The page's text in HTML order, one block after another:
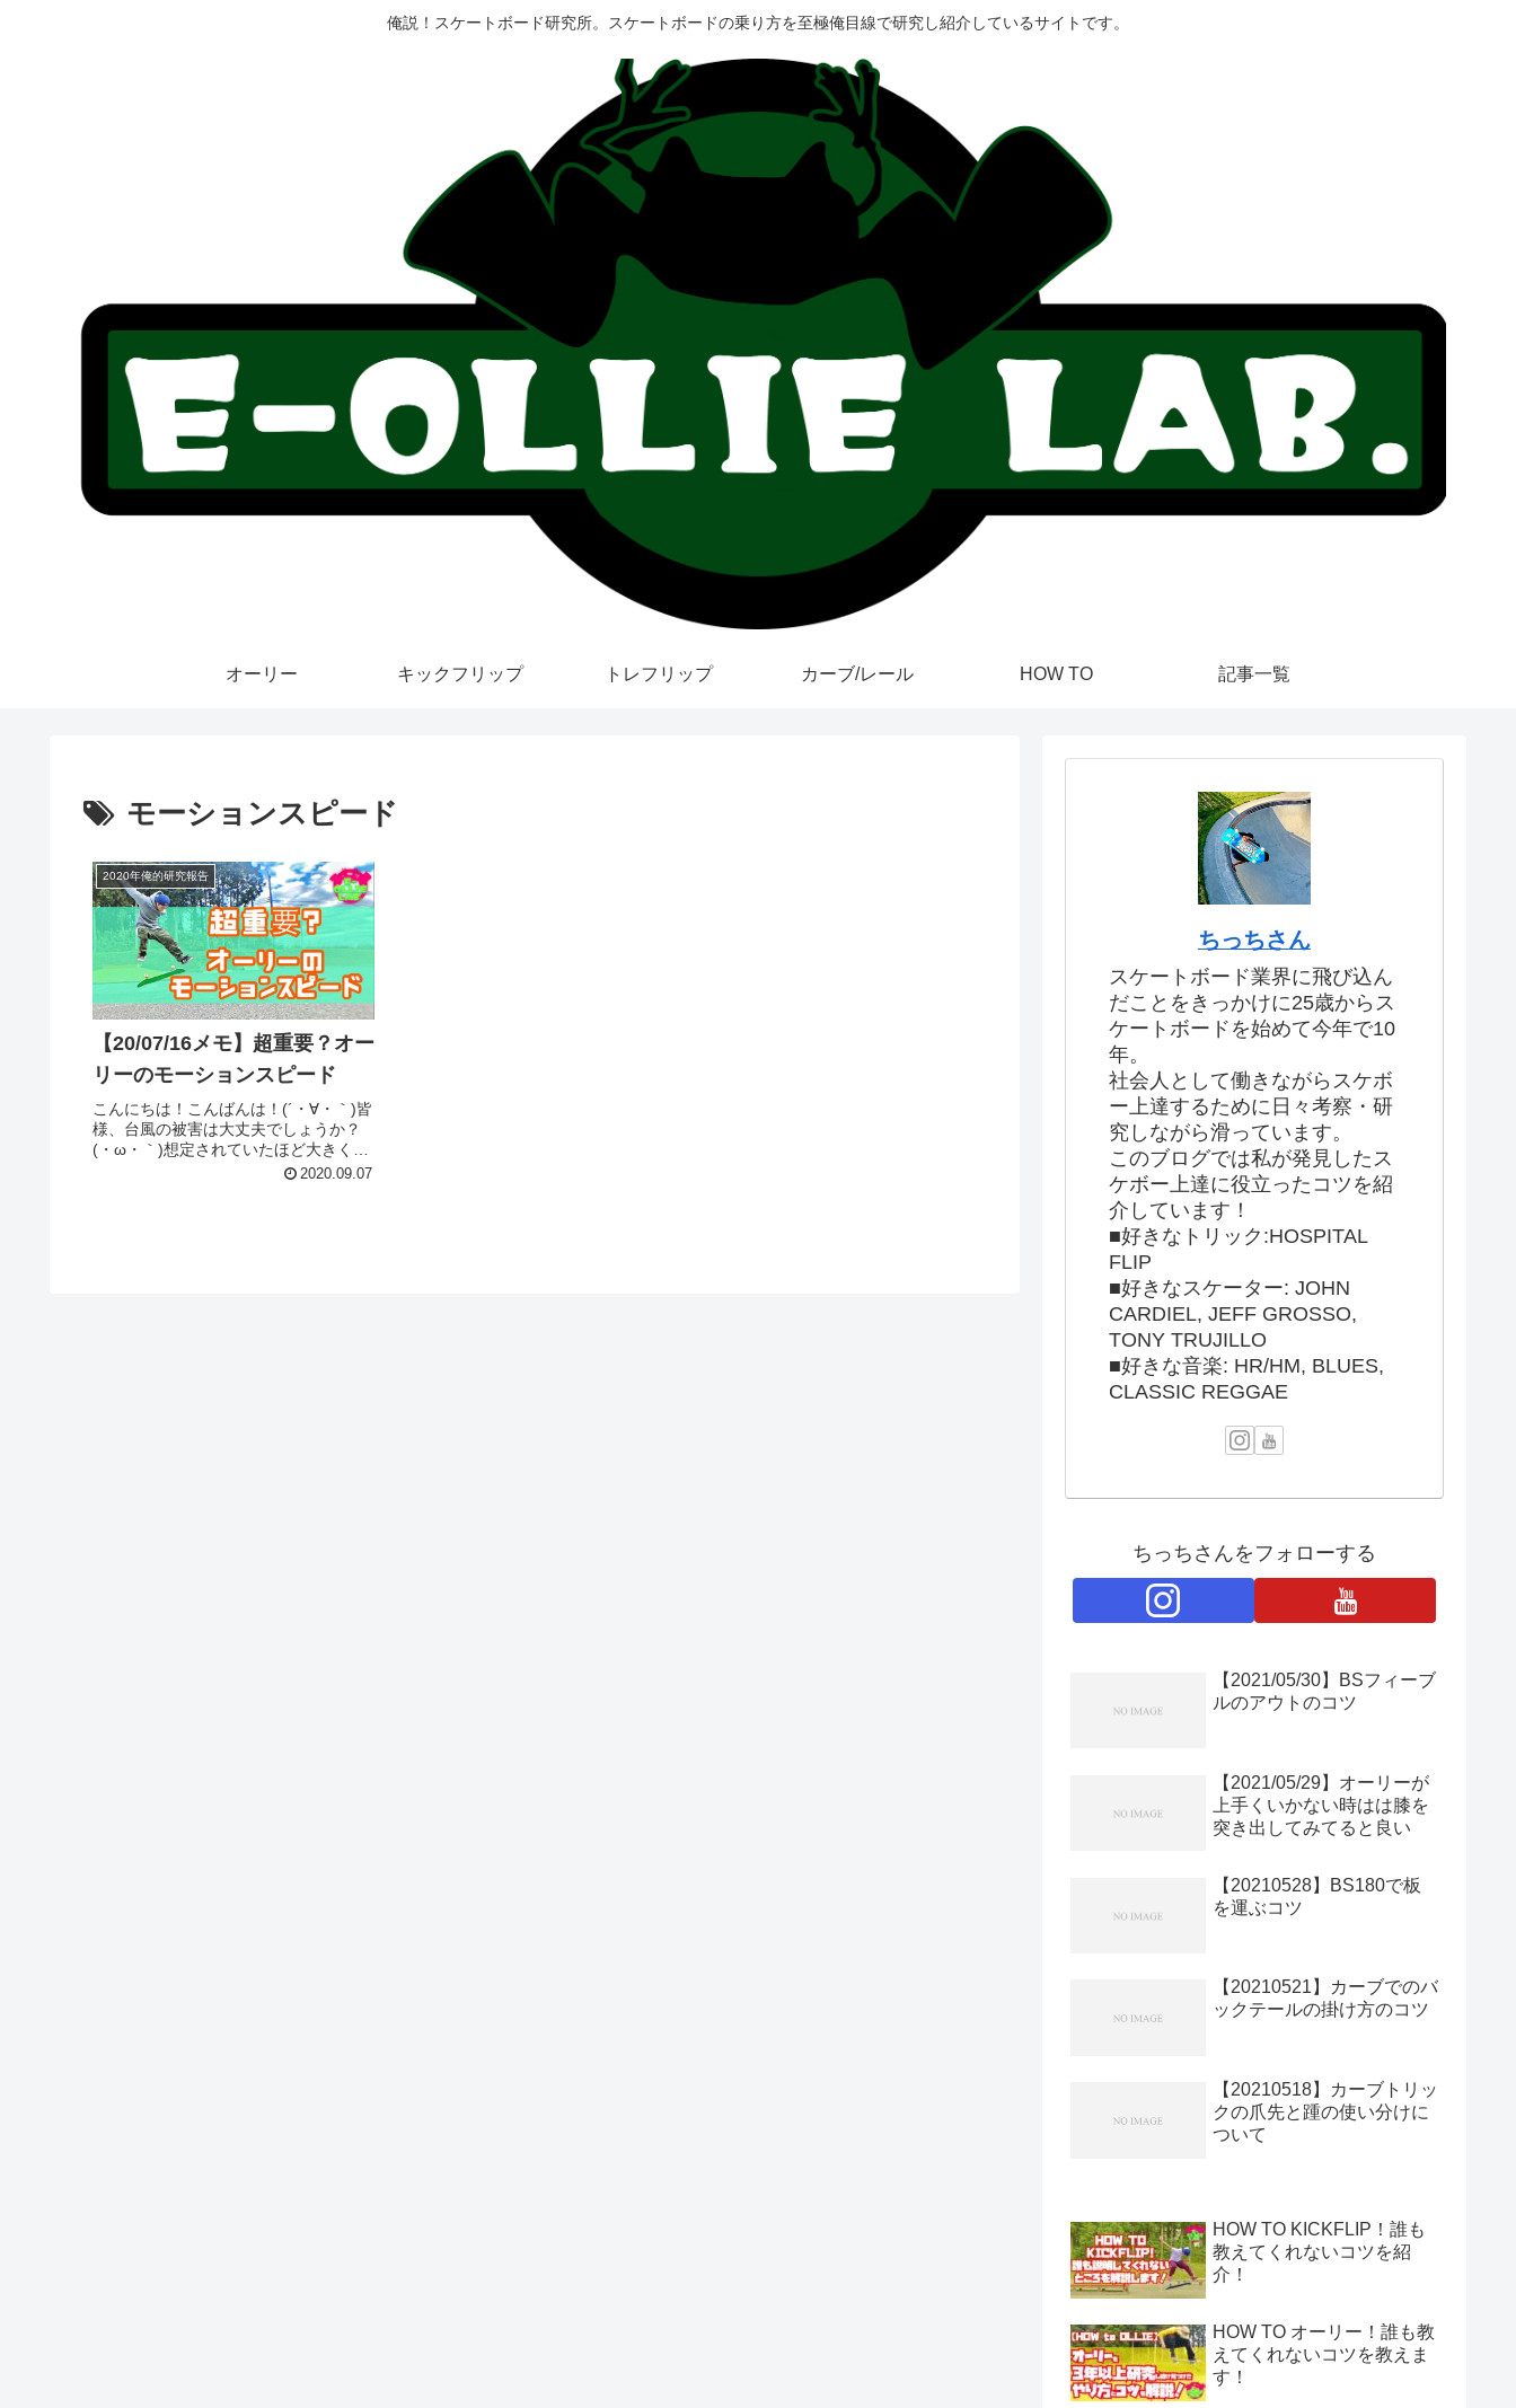
俺説！スケートボード研究所。スケートボードの乗り方を至極俺目線で研究し紹介しているサイトです。
オーリー キックフリップ トレフリップ カーブ/レール HOW TO 記事一覧
モーションスピード
2020年俺的研究報告
【20/07/16メモ】超重要？オー
リーのモーションスピード
こんにちは！こんばんは！(´・∀・｀)皆
様、台風の被害は大丈夫でしょうか？
(・ω・｀)想定されていたほど大きくな
かったようでとりあえずは一安心です
2020.09.07
ちっちさん
スケートボード業界に飛び込ん
だことをきっかけに25歳からス
ケートボードを始めて今年で10
年。
社会人として働きながらスケボ
ー上達するために日々考察・研
究しながら滑っています。
このブログでは私が発見したス
ケボー上達に役立ったコツを紹
介しています！
■好きなトリック:HOSPITAL
FLIP
■好きなスケーター: JOHN
CARDIEL, JEFF GROSSO,
TONY TRUJILLO
■好きな音楽: HR/HM, BLUES,
CLASSIC REGGAE
ちっちさんをフォローする
【2021/05/30】BSフィーブ
ルのアウトのコツ
【2021/05/29】オーリーが
上手くいかない時はは膝を
突き出してみてると良い
【20210528】BS180で板
を運ぶコツ
【20210521】カーブでのバ
ックテールの掛け方のコツ
【20210518】カーブトリッ
クの爪先と踵の使い分けに
ついて
HOW TO KICKFLIP！誰も
教えてくれないコツを紹
介！
HOW TO オーリー！誰も教
えてくれないコツを教えま
す！